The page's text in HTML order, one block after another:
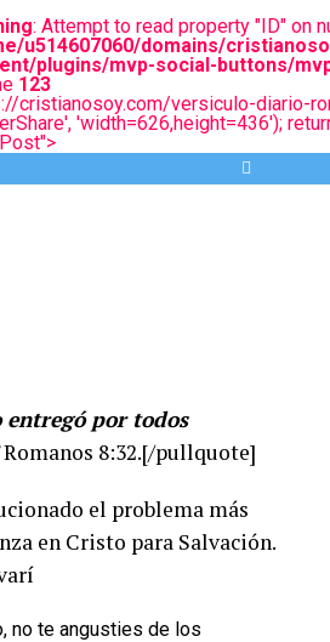
: Attempt to read property "ID" on
u514607060/domains/
plugins/mvp-social-buttons/
123
cristianosoy.com/versiculo-diario-
'width=626,height=436');
entregó por todos
Romanos 8:32.[/pullquote]
el problema más
en Cristo para Salvación.
no te angusties de los